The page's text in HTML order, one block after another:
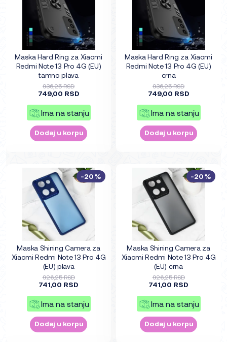
Maska Hard Ring za Xiaomi
Redmi Note 13 Pro 4G (EU)
tamno plava
936,25 RSD
749,00 RSD
Ima na stanju
Dodaj u korpu
Maska Hard Ring za Xiaomi
Redmi Note 13 Pro 4G (EU)
crna
936,25 RSD
749,00 RSD
Ima na stanju
Dodaj u korpu
Maska Shining Camera za
Xiaomi Redmi Note 13 Pro 4G
(EU) plava
926,25 RSD
741,00 RSD
Ima na stanju
Dodaj u korpu
-20%
Maska Shining Camera za
Xiaomi Redmi Note 13 Pro 4G
(EU) crna
926,25 RSD
741,00 RSD
Ima na stanju
Dodaj u korpu
-20%